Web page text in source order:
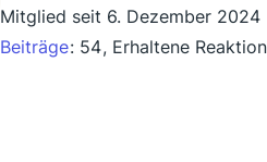
Mitglied seit 6. Dezember 2024
Beiträge 54 Erhaltene